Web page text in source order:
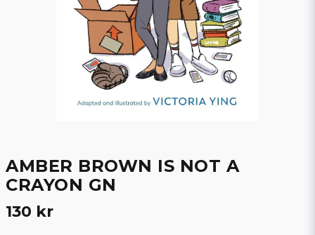
AMBER BROWN IS NOT A
CRAYON GN
130 kr